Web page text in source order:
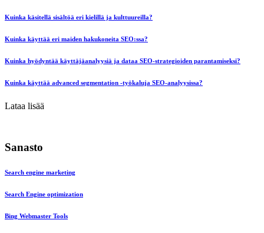
Kuinka käsitellä sisältöä eri kielillä ja kulttuureilla?
Kuinka käyttää eri maiden hakukoneita SEO:ssa?
Kuinka hyödyntää käyttäjäanalyysiä ja dataa SEO-strategioiden parantamiseksi?
Kuinka käyttää advanced segmentation -työkaluja SEO-analyysissa?
Lataa lisää
Sanasto
Search engine marketing
Search Engine optimization
Bing Webmaster Tools